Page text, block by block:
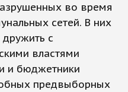
во время
сетей. В них
с
властями
и бюджетники
предвыборных